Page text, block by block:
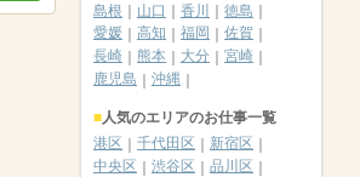
島根
山口 香川
徳島
愛媛
高知 福岡
佐賀
長崎
熊本 大分
宮崎
鹿児島
沖縄
人気のエリアのお仕事一覧
港区
千代田区
新宿区
中央区
渋谷区
品川区